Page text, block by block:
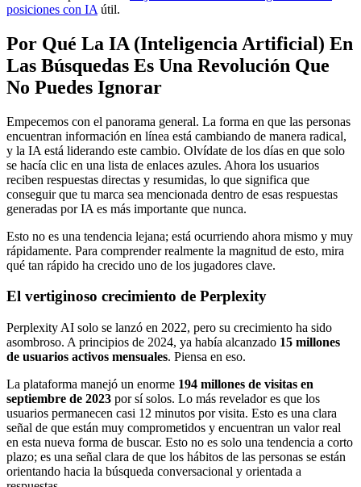
posiciones con IA útil.
Por Qué La IA (Inteligencia Artificial) En
Las Búsquedas Es Una Revolución Que
No Puedes Ignorar
Empecemos con el panorama general. La forma en que las personas
encuentran información en línea está cambiando de manera radical,
y la IA está liderando este cambio. Olvídate de los días en que solo
se hacía clic en una lista de enlaces azules. Ahora los usuarios
reciben respuestas directas y resumidas, lo que significa que
conseguir que tu marca sea mencionada dentro de esas respuestas
generadas por IA es más importante que nunca.
Esto no es una tendencia lejana; está ocurriendo ahora mismo y muy
rápidamente. Para comprender realmente la magnitud de esto, mira
qué tan rápido ha crecido uno de los jugadores clave.
El vertiginoso crecimiento de Perplexity
Perplexity AI solo se lanzó en 2022, pero su crecimiento ha sido
asombroso. A principios de 2024, ya había alcanzado 15 millones
de usuarios activos mensuales. Piensa en eso.
La plataforma manejó un enorme 194 millones de visitas en
septiembre de 2023 por sí solos. Lo más revelador es que los
usuarios permanecen casi 12 minutos por visita. Esto es una clara
señal de que están muy comprometidos y encuentran un valor real
en esta nueva forma de buscar. Esto no es solo una tendencia a corto
plazo; es una señal clara de que los hábitos de las personas se están
orientando hacia la búsqueda conversacional y orientada a